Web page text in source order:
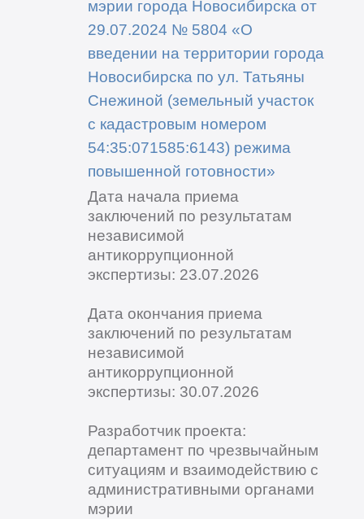
мэрии города Новосибирска от
29.07.2024 № 5804 «О
введении на территории города
Новосибирска по ул. Татьяны
Снежиной (земельный участок
с кадастровым номером
54:35:071585:6143) режима
повышенной готовности»
Дата начала приема
заключений по результатам
независимой
антикоррупционной
экспертизы: 23.07.2026
Дата окончания приема
заключений по результатам
независимой
антикоррупционной
экспертизы: 30.07.2026
Разработчик проекта:
департамент по чрезвычайным
ситуациям и взаимодействию с
административными органами
мэрии